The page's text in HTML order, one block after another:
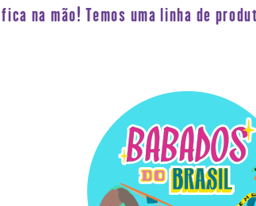
na mão! Temos uma linha de